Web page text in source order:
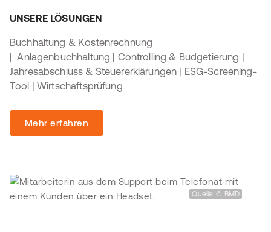
UNSERE LÖSUNGEN
Buchhaltung & Kostenrechnung
| Anlagenbuchhaltung | Controlling & Budgetierung |
Jahresabschluss & Steuererklärungen | ESG-Screening-
Tool | Wirtschaftsprüfung
Mehr erfahren
Quelle: © BMD